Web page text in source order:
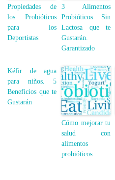
Propiedades de
los Probióticos
para los
Deportistas
3 Alimentos
Probióticos Sin
Lactosa que te
Gustarán.
Garantizado
Kéfir de agua
para niños. 5
Beneficios que te
Gustarán
Cómo mejorar tu
salud con
alimentos
probióticos